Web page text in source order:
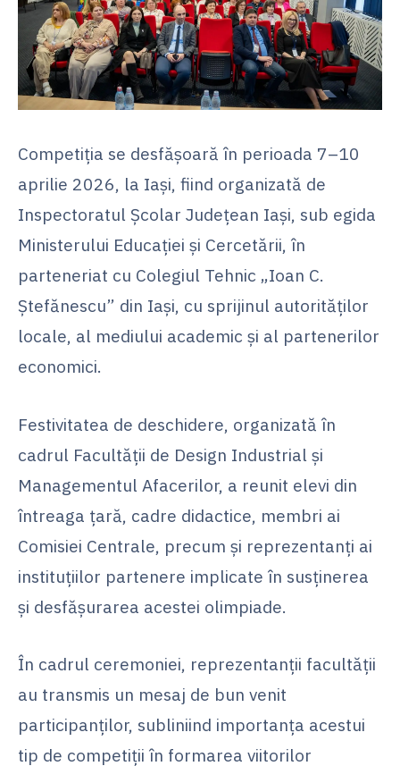
Competiția se desfășoară în perioada 7–10
aprilie 2026, la Iași, fiind organizată de
Inspectoratul Școlar Județean Iași, sub egida
Ministerului Educației și Cercetării, în
parteneriat cu Colegiul Tehnic „Ioan C.
Ștefănescu” din Iași, cu sprijinul autorităților
locale, al mediului academic și al partenerilor
economici.
Festivitatea de deschidere, organizată în
cadrul Facultății de Design Industrial și
Managementul Afacerilor, a reunit elevi din
întreaga țară, cadre didactice, membri ai
Comisiei Centrale, precum și reprezentanți ai
instituțiilor partenere implicate în susținerea
și desfășurarea acestei olimpiade.
În cadrul ceremoniei, reprezentanții facultății
au transmis un mesaj de bun venit
participanților, subliniind importanța acestui
tip de competiții în formarea viitorilor